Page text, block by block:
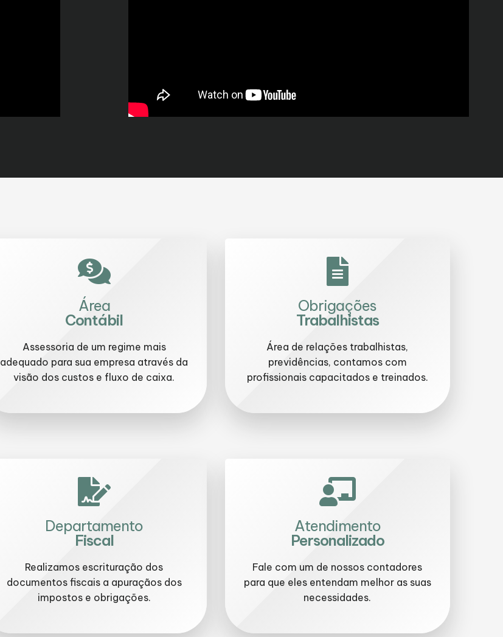
Área
Contábil
Assessoria de um regime mais
adequado para sua empresa através da
visão dos custos e fluxo de caixa.
Obrigações
Trabalhistas
Área de relações trabalhistas,
previdências, contamos com
profissionais capacitados e treinados.
Departamento
Fiscal
Realizamos escrituração dos
documentos fiscais a apuraçãos dos
impostos e obrigações.
Atendimento
Personalizado
Fale com um de nossos contadores
para que eles entendam melhor as suas
necessidades.